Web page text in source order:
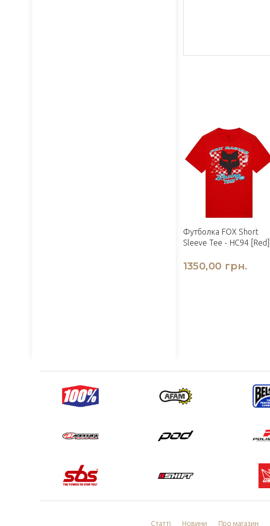
Футболка FOX Short
Sleeve Tee - HC94 [Red]
1350,00 грн.
Статті Новини Про магазин